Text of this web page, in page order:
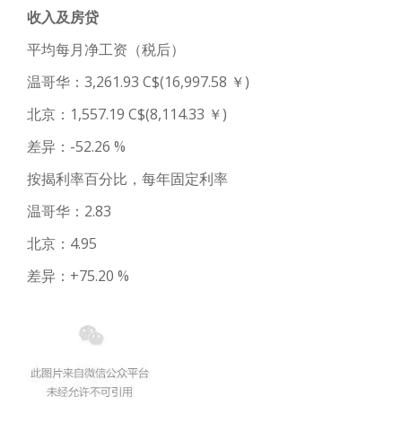
收入及房贷
平均每月净工资（税后）
温哥华：3,261.93 C$(16,997.58 ￥)
北京：1,557.19 C$(8,114.33 ￥)
差异：-52.26 %
按揭利率百分比，每年固定利率
温哥华：2.83
北京：4.95
差异：+75.20 %